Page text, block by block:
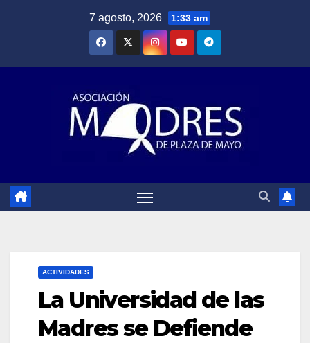
7 agosto, 2026 1:33 am
ACTIVIDADES
La Universidad de las
Madres se Defiende